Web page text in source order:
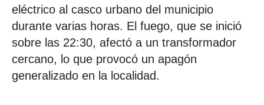
eléctrico al casco urbano del municipio
durante varias horas. El fuego, que se inició
sobre las 22:30, afectó a un transformador
cercano, lo que provocó un apagón
generalizado en la localidad.